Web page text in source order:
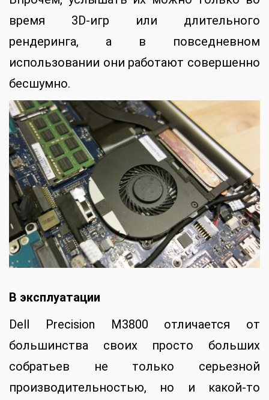
время 3D-игр или длительного
рендеринга, а в повседневном
использовании они работают совершенно
бесшумно.
В эксплуатации
Dell Precision M3800 отличается от
большинства своих просто больших
собратьев не только серьезной
производительностью, но и какой-то